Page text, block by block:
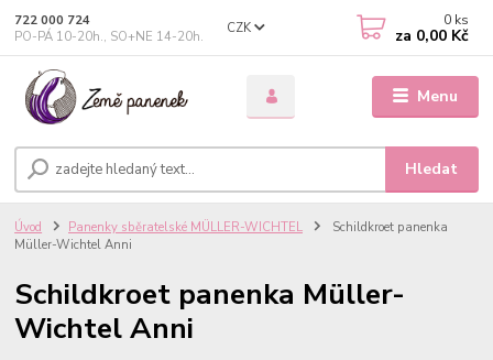
Menu
CZK
Hledat
722 000 724
PO-PÁ 10-20h., SO+NE 14-20h.
0 ks
za 0,00 Kč
Úvod Panenky sběratelské MÜLLER-WICHTEL
Schildkroet panenka
Müller-Wichtel Anni
Schildkroet panenka Müller-
Wichtel Anni